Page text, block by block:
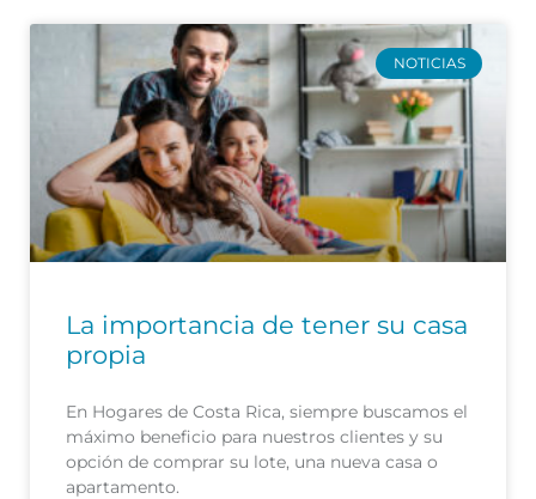
NOTICIAS
La importancia de tener su casa
propia
En Hogares de Costa Rica, siempre buscamos el
máximo beneficio para nuestros clientes y su
opción de comprar su lote, una nueva casa o
apartamento.